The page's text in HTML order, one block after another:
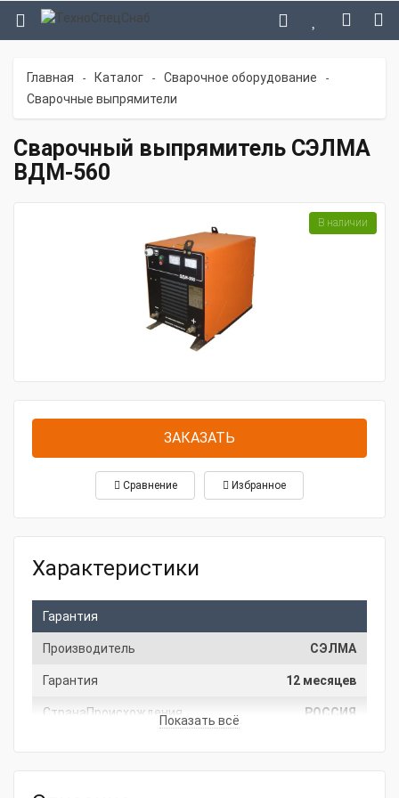
Главная - Каталог - Сварочное оборудование -
Сварочные выпрямители
Сварочный выпрямитель СЭЛМА
ВДМ-560
В наличии
ЗАКАЗАТЬ
Сравнение Избранное
Характеристики
Гарантия
Производитель СЭЛМА
Гарантия 12 месяцев
СтранаПроисхождения РОССИЯ
Показать всё